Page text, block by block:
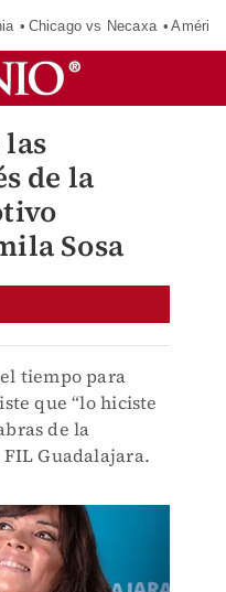
Chicago vs Necaxa
las
de la
Sosa
tiempo para
que “lo hiciste
de la
Guadalajara.